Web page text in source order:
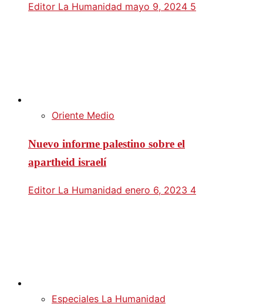
Editor La Humanidad mayo 9, 2024 5
Oriente Medio
Nuevo informe palestino sobre el
apartheid israelí
Editor La Humanidad enero 6, 2023 4
Especiales La Humanidad